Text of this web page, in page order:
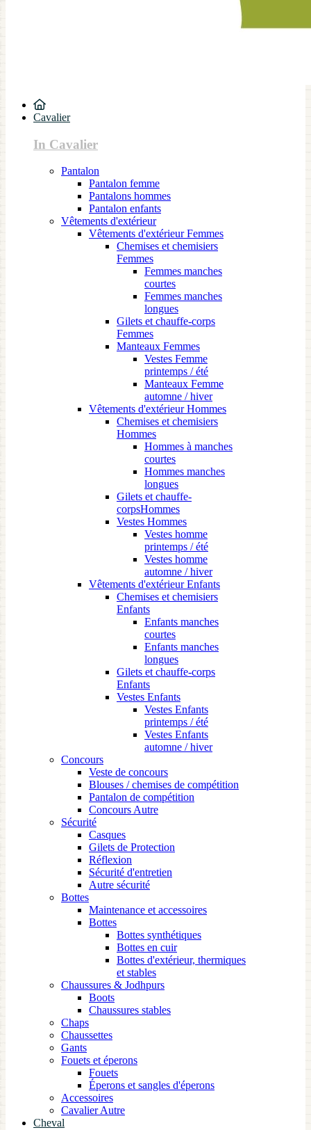
Cavalier
In Cavalier
Pantalon
Pantalon femme
Pantalons hommes
Pantalon enfants
Vêtements d'extérieur
Vêtements d'extérieur Femmes
Chemises et chemisiers
Femmes
Femmes manches
courtes
Femmes manches
longues
Gilets et chauffe-corps
Femmes
Manteaux Femmes
Vestes Femme
printemps / été
Manteaux Femme
automne / hiver
Vêtements d'extérieur Hommes
Chemises et chemisiers
Hommes
Hommes à manches
courtes
Hommes manches
longues
Gilets et chauffe-
corpsHommes
Vestes Hommes
Vestes homme
printemps / été
Vestes homme
automne / hiver
Vêtements d'extérieur Enfants
Chemises et chemisiers
Enfants
Enfants manches
courtes
Enfants manches
longues
Gilets et chauffe-corps
Enfants
Vestes Enfants
Vestes Enfants
printemps / été
Vestes Enfants
automne / hiver
Concours
Veste de concours
Blouses / chemises de compétition
Pantalon de compétition
Concours Autre
Sécurité
Casques
Gilets de Protection
Réflexion
Sécurité d'entretien
Autre sécurité
Bottes
Maintenance et accessoires
Bottes
Bottes synthétiques
Bottes en cuir
Bottes d'extérieur, thermiques
et stables
Chaussures & Jodhpurs
Boots
Chaussures stables
Chaps
Chaussettes
Gants
Fouets et éperons
Fouets
Éperons et sangles d'éperons
Accessoires
Cavalier Autre
Cheval